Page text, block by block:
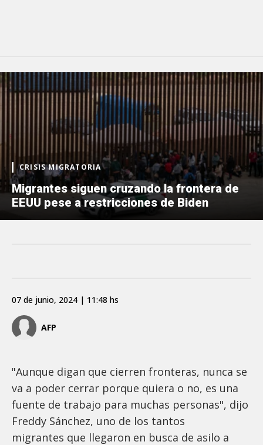
CRISIS MIGRATORIA
Migrantes siguen cruzando la frontera de
EEUU pese a restricciones de Biden
AFP
07 de junio, 2024 | 11:48 hs
"Aunque digan que cierren fronteras, nunca se
va a poder cerrar porque quiera o no, es una
fuente de trabajo para muchas personas", dijo
Freddy Sánchez, uno de los tantos
migrantes que llegaron en busca de asilo a